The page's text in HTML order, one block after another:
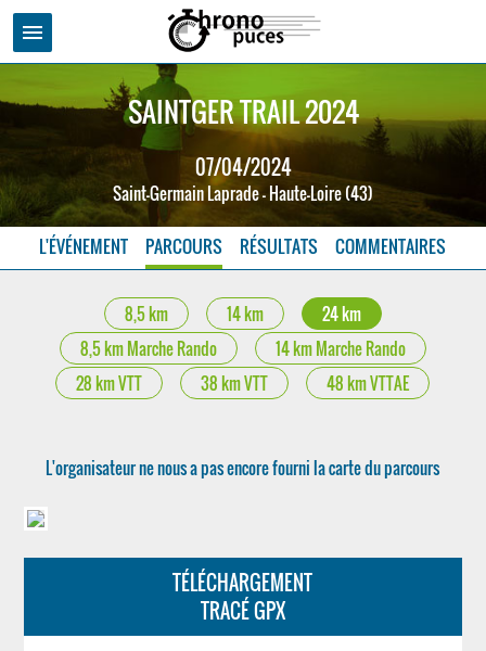
menu
SAINTGER TRAIL 2024
07/04/2024
Saint-Germain Laprade - Haute-Loire (43)
L'ÉVÉNEMENT PARCOURS RÉSULTATS COMMENTAIRES
8,5 km 14 km
24 km
8,5 km Marche Rando
14 km Marche Rando
28 km VTT
38 km VTT 48 km VTTAE
L'organisateur ne nous a pas encore fourni la carte du parcours
TÉLÉCHARGEMENT
TRACÉ GPX